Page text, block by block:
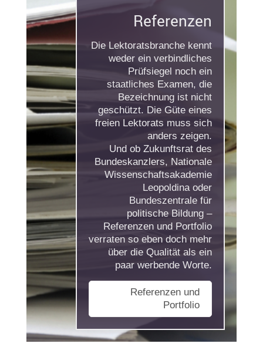
Referenzen
Die Lektoratsbranche kennt
weder ein verbindliches
Prüfsiegel noch ein
staatliches Examen, die
Bezeichnung ist nicht
geschützt. Die Güte eines
freien Lektorats muss sich
anders zeigen.
Und ob Zukunftsrat des
Bundeskanzlers, Nationale
Wissenschaftsakademie
Leopoldina oder
Bundeszentrale für
politische Bildung –
Referenzen und Portfolio
verraten so eben doch mehr
über die Qualität als ein
paar werbende Worte.
Referenzen und
Portfolio